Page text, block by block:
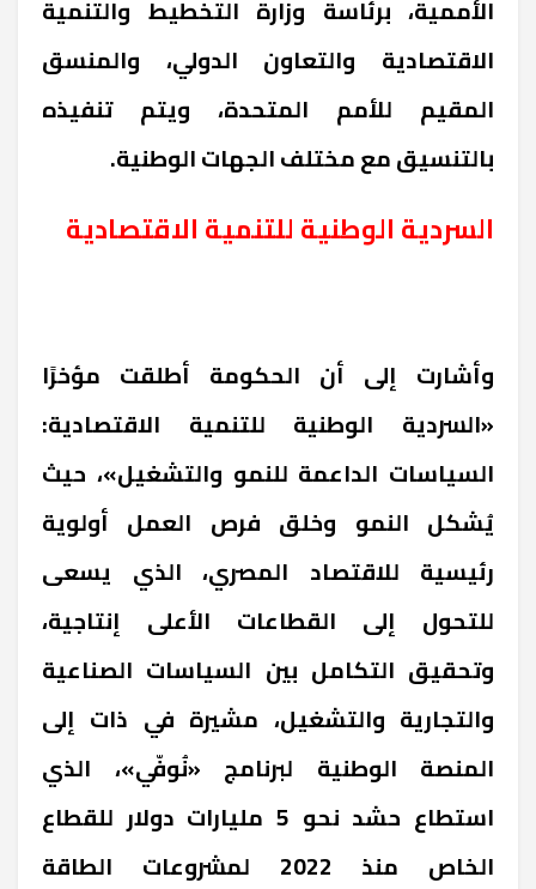
الأممية، برئاسة وزارة التخطيط والتنمية
الاقتصادية والتعاون الدولي، والمنسق
المقيم للأمم المتحدة، ويتم تنفيذه
بالتنسيق مع مختلف الجهات الوطنية.
السردية الوطنية للتنمية الاقتصادية
وأشارت إلى أن الحكومة أطلقت مؤخرًا
«السردية الوطنية للتنمية الاقتصادية:
السياسات الداعمة للنمو والتشغيل»، حيث
يُشكل النمو وخلق فرص العمل أولوية
رئيسية للاقتصاد المصري، الذي يسعى
للتحول إلى القطاعات الأعلى إنتاجية،
وتحقيق التكامل بين السياسات الصناعية
والتجارية والتشغيل، مشيرة في ذات إلى
المنصة الوطنية لبرنامج «نُوفّي»، الذي
استطاع حشد نحو 5 مليارات دولار للقطاع
الخاص منذ 2022 لمشروعات الطاقة